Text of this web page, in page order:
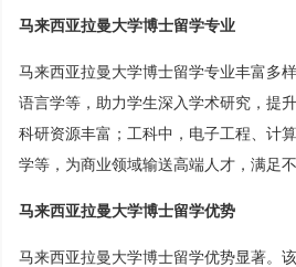
马来西亚拉曼大学博士留学专业
马来西亚拉曼大学博士留学专业丰富多
语言学等，助力学生深入学术研究，提
科研资源丰富；工科中，电子工程、计
学等，为商业领域输送高端人才，满足
马来西亚拉曼大学博士留学优势
马来西亚拉曼大学博士留学优势显著。